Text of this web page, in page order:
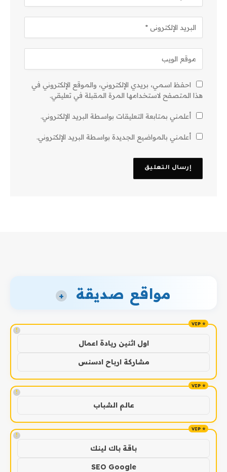
احفظ اسمي، بريدي الإلكتروني، والموقع الإلكتروني في
هذا المتصفح لاستخدامها المرة المقبلة في تعليقي.
أعلمني بمتابعة التعليقات بواسطة البريد الإلكتروني.
أعلمني بالمواضيع الجديدة بواسطة البريد الإلكتروني.
مواقع صديقة +
!
اول اثنين ريادة اعمال
مشاركة ارباح ادسنس
!
عالم الشباب
!
باقة باك لينك
SEO Google